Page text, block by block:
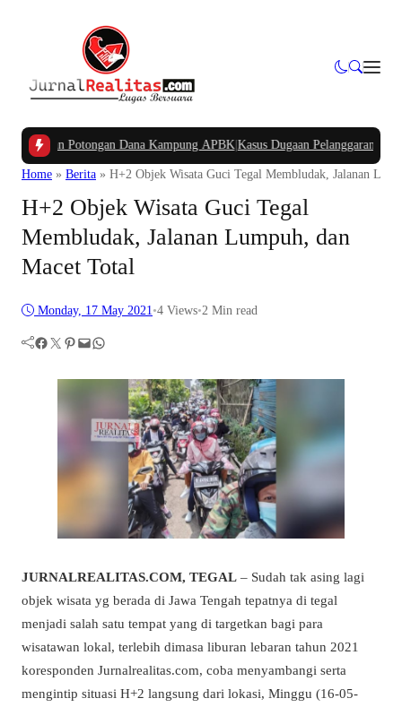
Potongan Dana Kampung APBK|Kasus Dugaan Pelanggaran
Home » Berita » H+2 Objek Wisata Guci Tegal Membludak, Jalanan
H+2 Objek Wisata Guci Tegal
Membludak, Jalanan Lumpuh, dan
Macet Total
Monday, 17 May 2021•4 Views•2 Min read
Facebook Twitter Pinterest Mail WhatsApp
JURNALREALITAS.COM, TEGAL – Sudah tak asing lagi
objek wisata yg berada di Jawa Tengah tepatnya di tegal
menjadi salah satu tempat yang di targetkan bagi para
wisatawan lokal, terlebih dimasa liburan lebaran tahun 2021
koresponden Jurnalrealitas.com, coba menyambangi serta
mengintip situasi H+2 langsung dari lokasi, Minggu (16-05-